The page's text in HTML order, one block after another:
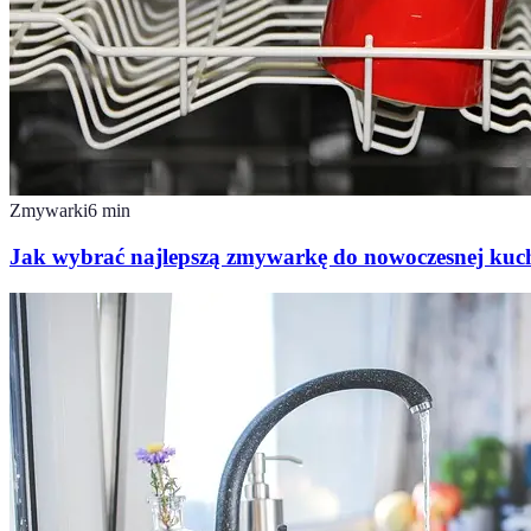
Zmywarki6 min
Jak wybrać najlepszą zmywarkę do nowoczesnej